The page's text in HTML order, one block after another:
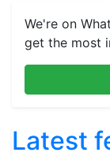
We're on
get the most
Latest